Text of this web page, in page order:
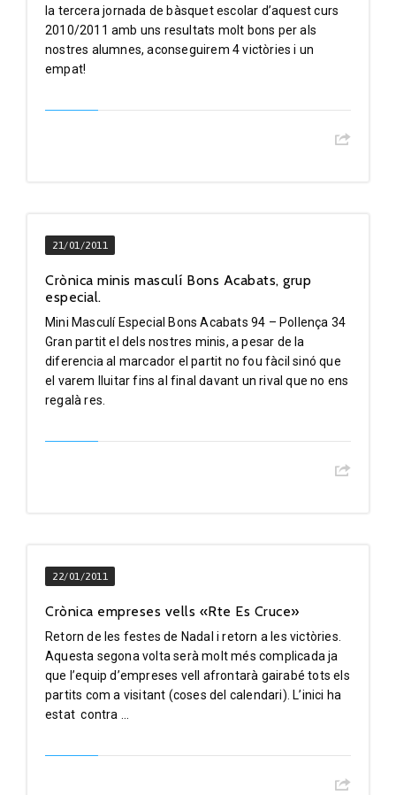
la tercera jornada de bàsquet escolar d’aquest curs
2010/2011 amb uns resultats molt bons per als
nostres alumnes, aconseguirem 4 victòries i un
empat!
21/01/2011
Crònica minis masculí Bons Acabats, grup
especial.
Mini Masculí Especial Bons Acabats 94 – Pollença 34
Gran partit el dels nostres minis, a pesar de la
diferencia al marcador el partit no fou fàcil sinó que
el varem lluitar fins al final davant un rival que no ens
regalà res.
22/01/2011
Crònica empreses vells «Rte Es Cruce»
Retorn de les festes de Nadal i retorn a les victòries.
Aquesta segona volta serà molt més complicada ja
que l’equip d’empreses vell afrontarà gairabé tots els
partits com a visitant (coses del calendari). L’inici ha
estat contra ...